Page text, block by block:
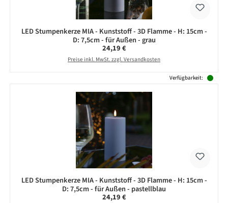
LED Stumpenkerze MIA - Kunststoff - 3D Flamme - H: 15cm -
D: 7,5cm - für Außen - grau
Regulärer Preis:
24,19 €
Preise inkl. MwSt. zzgl. Versandkosten
Verfügbarkeit:
LED Stumpenkerze MIA - Kunststoff - 3D Flamme - H: 15cm -
D: 7,5cm - für Außen - pastellblau
Regulärer Preis:
24,19 €